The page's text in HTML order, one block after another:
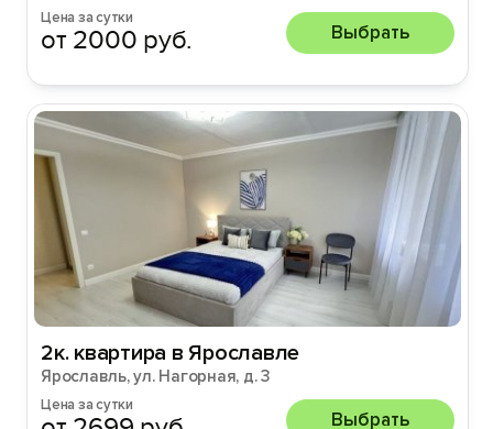
Цена за сутки
от 2000 руб. Выбрать
2к. квартира в Ярославле
Ярославль, ул. Нагорная, д. 3
Цена за сутки
Выбрать